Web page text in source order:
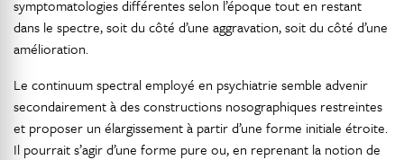
symptomatologies différentes selon l’époque tout en restant
dans le spectre, soit du côté d’une aggravation, soit du côté d’une
amélioration.
Le continuum spectral employé en psychiatrie semble advenir
secondairement à des constructions nosographiques restreintes
et proposer un élargissement à partir d’une forme initiale étroite.
Il pourrait s’agir d’une forme pure ou, en reprenant la notion de